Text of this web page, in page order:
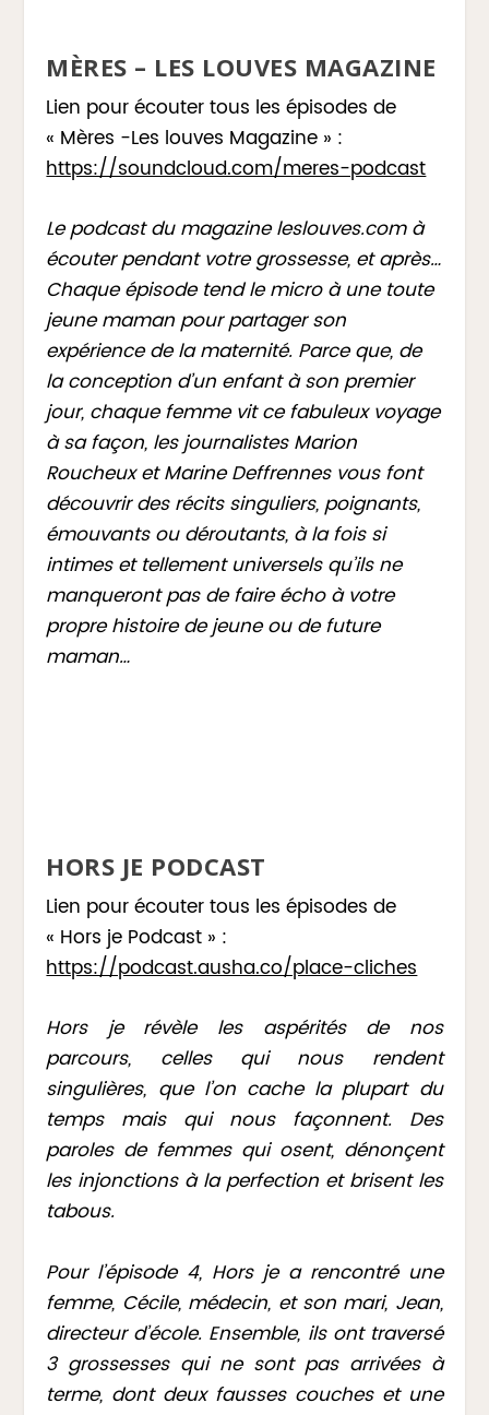
MÈRES – LES LOUVES MAGAZINE
Lien pour écouter tous les épisodes de
« Mères -Les louves Magazine » :
https://soundcloud.com/meres-podcast
Le podcast du magazine leslouves.com à
écouter pendant votre grossesse, et après…
Chaque épisode tend le micro à une toute
jeune maman pour partager son
expérience de la maternité. Parce que, de
la conception d’un enfant à son premier
jour, chaque femme vit ce fabuleux voyage
à sa façon, les journalistes Marion
Roucheux et Marine Deffrennes vous font
découvrir des récits singuliers, poignants,
émouvants ou déroutants, à la fois si
intimes et tellement universels qu’ils ne
manqueront pas de faire écho à votre
propre histoire de jeune ou de future
maman…
HORS JE PODCAST
Lien pour écouter tous les épisodes de
« Hors je Podcast » :
https://podcast.ausha.co/place-cliches
Hors je révèle les aspérités de nos
parcours, celles qui nous rendent
singulières, que l’on cache la plupart du
temps mais qui nous façonnent. Des
paroles de femmes qui osent, dénonçent
les injonctions à la perfection et brisent les
tabous.
Pour l’épisode 4, Hors je a rencontré une
femme, Cécile, médecin, et son mari, Jean,
directeur d’école. Ensemble, ils ont traversé
3 grossesses qui ne sont pas arrivées à
terme, dont deux fausses couches et une